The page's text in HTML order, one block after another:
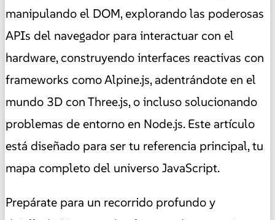
manipulando el DOM, explorando las poderosas
APIs del navegador para interactuar con el
hardware, construyendo interfaces reactivas con
frameworks como Alpine.js, adentrándote en el
mundo 3D con Three.js, o incluso solucionando
problemas de entorno en Node.js. Este artículo
está diseñado para ser tu referencia principal, tu
mapa completo del universo JavaScript.
Prepárate para un recorrido profundo y